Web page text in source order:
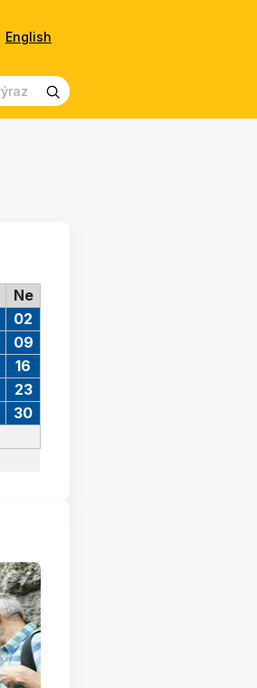
English
Ne
02
09
16
23
30